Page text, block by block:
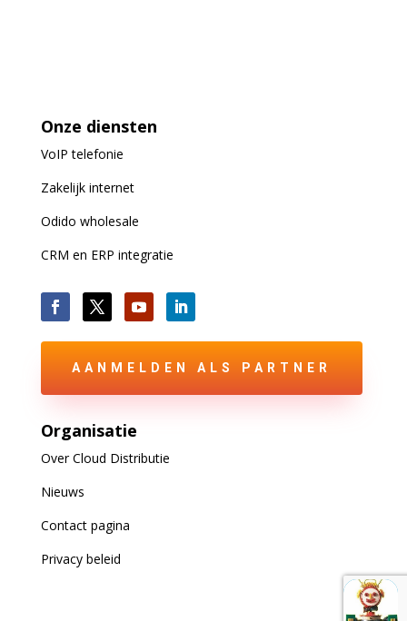
Onze diensten
VoIPtelefonie
Zakelijk internet
Odido wholesale
CRM en ERP integratie
AANMELDEN ALS PARTNER
Organisatie
Over Cloud Distributie
Nieuws
Contact pagina
Privacy beleid